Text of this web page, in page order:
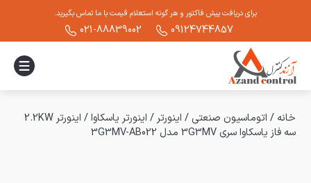
برای دریافت پیش فاکتور و هر گونه استعلام قیمت با ما تماس بگیرید.
09124744857
021-88839002
خانه / اتوماسیون صنعتی / اینورتر / اینورتر یاسکاوا/
اینورتر 2.2KW
سه فاز یاسکاوا سری 3G3MV مدل 3G3MV-AB022